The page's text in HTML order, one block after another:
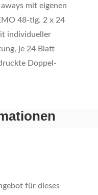
mit eigenen
48-tlg. 2 x 24
individueller
je 24 Blatt
Doppel-
für dieses